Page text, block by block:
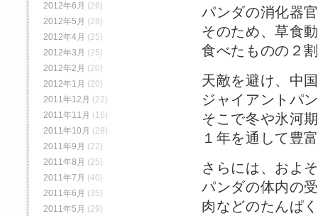
パンダの消化器
そのため、草食
食べたものの２
天敵を避け、中
ジャイアントパ
そこで冬や氷河
１年を通して豊
さらには、およ
パンダの体内の
肉などのたんぱ
2012年6月 (26)
2012年5月 (28)
2012年4月 (25)
2012年3月 (25)
2012年2月 (20)
2012年1月 (20)
2011年12月 (22)
2011年11月 (16)
2011年10月 (28)
2011年9月 (22)
2011年8月 (25)
2011年7月 (40)
2011年6月 (35)
2011年5月 (29)